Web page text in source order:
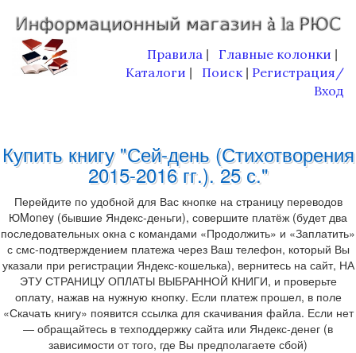
Правила Главные колонки
Каталоги Поиск
Регистрация/
Вход
Купить книгу "Сей-день (Стихотворения
2015-2016 гг.). 25 с."
Перейдите по удобной для Вас кнопке на страницу переводов
ЮMoney (бывшие Яндекс-деньги), совершите платёж (будет два
последовательных окна с командами «Продолжить» и «Заплатить»
с смс-подтверждением платежа через Ваш телефон, который Вы
указали при регистрации Яндекс-кошелька), вернитесь на сайт, НА
ЭТУ СТРАНИЦУ ОПЛАТЫ ВЫБРАННОЙ КНИГИ, и проверьте
оплату, нажав на нужную кнопку. Если платеж прошел, в поле
«Скачать книгу» появится ссылка для скачивания файла. Если нет
— обращайтесь в техподдержку сайта или Яндекс-денег (в
зависимости от того, где Вы предполагаете сбой)